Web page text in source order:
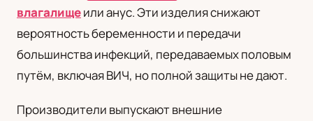
влагалищеили анус. Эти изделия снижают
вероятность беременности и передачи
большинства инфекций, передаваемых половым
путём, включая ВИЧ, но полной защиты не дают.
Производители выпускают внешние